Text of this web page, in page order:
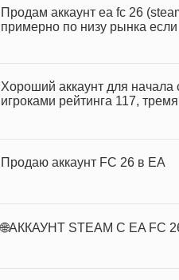
Продам аккаунт ea fc 26
примерно по низу рынка
Хороший аккаунт для
игроками рейтинга 117,
Продаю аккаунт FC 26 в EA
🌐АККАУНТ STEAM С EA FC